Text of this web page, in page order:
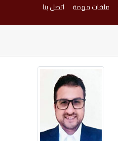
ملفات مهمة اتصل بنا